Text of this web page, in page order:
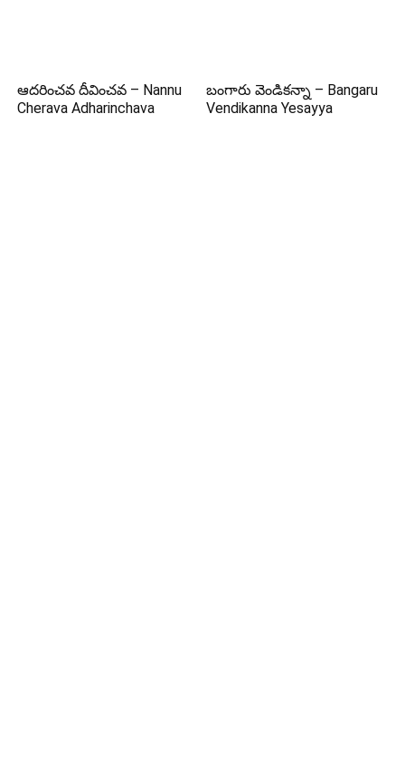
ఆదరించవ దీవించవ – Nannu
Cherava Adharinchava
బంగారు వెండికన్నా – Bangaru
Vendikanna Yesayya